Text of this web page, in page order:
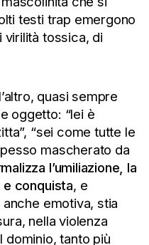
testi trap emergono
virilità tossica, di
quasi sempre
oggetto: “lei è
“sei come tutte le
mascherato da
l’umiliazione, la
e conquista, e
emotiva, stia
nella violenza
dominio, tanto più